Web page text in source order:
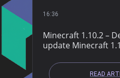
16:36
Minecraft 1.10.2 –
update Minecraft
READ